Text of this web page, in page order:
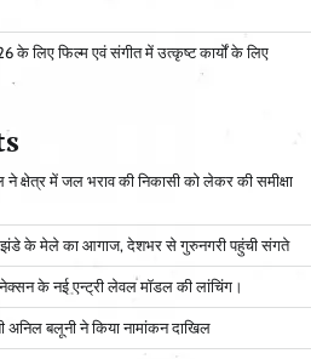
के लिए फिल्म एवं संगीत में उत्कृष्ट कार्यों के लिए
ने क्षेत्र में जल भराव की निकासी को लेकर की समीक्षा
झंडे के मेले का आगाज, देशभर से गुरुनगरी पहुंची संगते
नेक्सन के नई एन्ट्री लेवल मॉडल की लांचिंग।
अनिल बलूनी ने किया नामांकन दाखिल